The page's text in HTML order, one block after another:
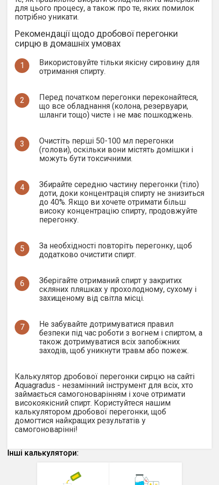
Інші калькулятори:
розведення самогону
абсолютного спирту
для цього процесу, а також про те, яких помилок
потрібно уникати.
Рекомендації щодо дробової перегонки
сирцю в домашніх умовах
1
Використовуйте тільки якісну сировину для
отримання спирту.
2
Перед початком перегонки переконайтеся,
що все обладнання (колона, резервуари,
шланги тощо) чисте і не має пошкоджень.
3
Очистіть перші 50-100 мл перегонки
(голови), оскільки вони містять домішки і
можуть бути токсичними.
4
Збирайте середню частину перегонки (тіло)
доти, доки концентрація спирту не знизиться
до 40%. Якщо ви хочете отримати більш
високу концентрацію спирту, продовжуйте
перегонку.
5
За необхідності повторіть перегонку, щоб
додатково очистити спирт.
6
Зберігайте отриманий спирт у закритих
скляних пляшках у прохолодному, сухому і
захищеному від світла місці.
7
Не забувайте дотримуватися правил
безпеки під час роботи з вогнем і спиртом, а
також дотримуватися всіх запобіжних
заходів, щоб уникнути травм або пожеж.
Калькулятор дробової перегонки сирцю на сайті
Aquagradus - незамінний інструмент для всіх, хто
займається самогоноварінням і хоче отримати
високоякісний спирт. Користуйтеся нашим
калькулятором дробової перегонки, щоб
домогтися найкращих результатів у
самогоноварінні!